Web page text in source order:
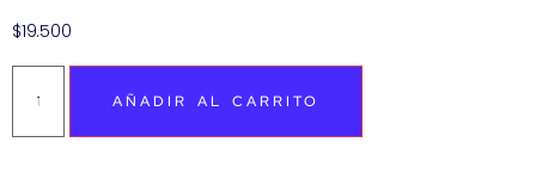
$19.500
AÑADIR AL CARRITO